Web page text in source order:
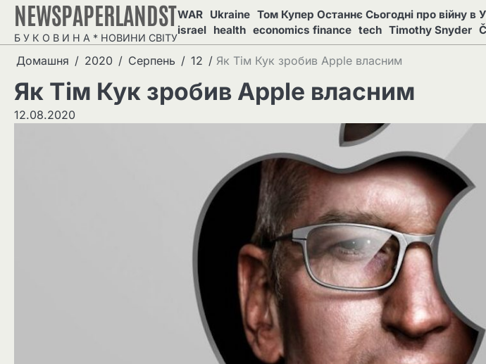
Перейти
вмісту
NEWSPAPERLANDST
Б У К О В И Н А * НОВИНИ СВІТУ
WAR Ukraine Том Купер Останнє Сьогодні про війну в
israel health economics finance tech Timothy Snyder
Домашня 2020 Серпень 12 Як Тім Кук зробив Apple власним
Як Тім Кук зробив Apple власним
12.08.2020